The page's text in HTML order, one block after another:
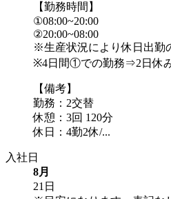
【勤務時間】
①08:00~20:00
②20:00~08:00
※生産状況により休日出勤
※4日間①での勤務⇒2日休
【備考】
勤務：2交替
休憩：3回 120分
休日：4勤2休/...
入社日
8月
21日